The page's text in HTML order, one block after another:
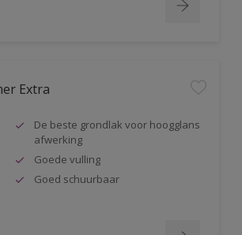
Extra
De beste grondlak voor hoogglans
afwerking
Goede vulling
Goed schuurbaar